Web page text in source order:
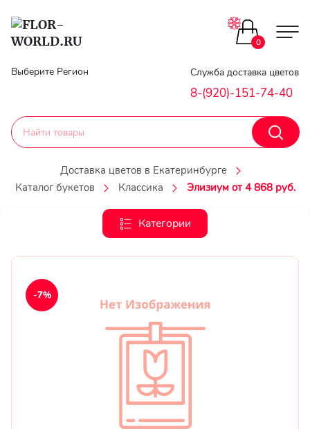
Главная
Гарантии
Доставка
Оплата
Выберите Регион Служба доставка цветов
8-(920)-151-74-40
0
Доставка цветов в Екатеринбурге
Каталог букетов
Классика Элизиум от 4 868 руб.
Категории
Цветы поштучно
Букеты до 2500
Каталог букетов
Корзины с цветами
Авторские букеты
Букеты из роз
-7%